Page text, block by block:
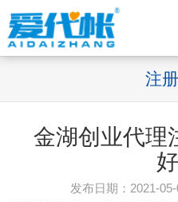
注
金湖创业代理
发布日期：2021-